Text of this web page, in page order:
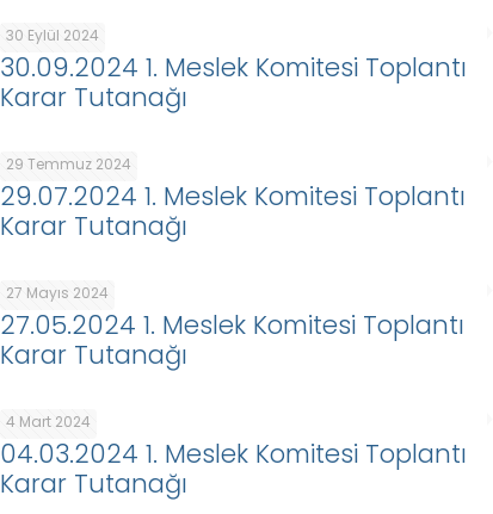
30 Eylül 2024
30.09.2024 1. Meslek Komitesi Toplantı
Karar Tutanağı
29 Temmuz 2024
29.07.2024 1. Meslek Komitesi Toplantı
Karar Tutanağı
27 Mayıs 2024
27.05.2024 1. Meslek Komitesi Toplantı
Karar Tutanağı
4 Mart 2024
04.03.2024 1. Meslek Komitesi Toplantı
Karar Tutanağı